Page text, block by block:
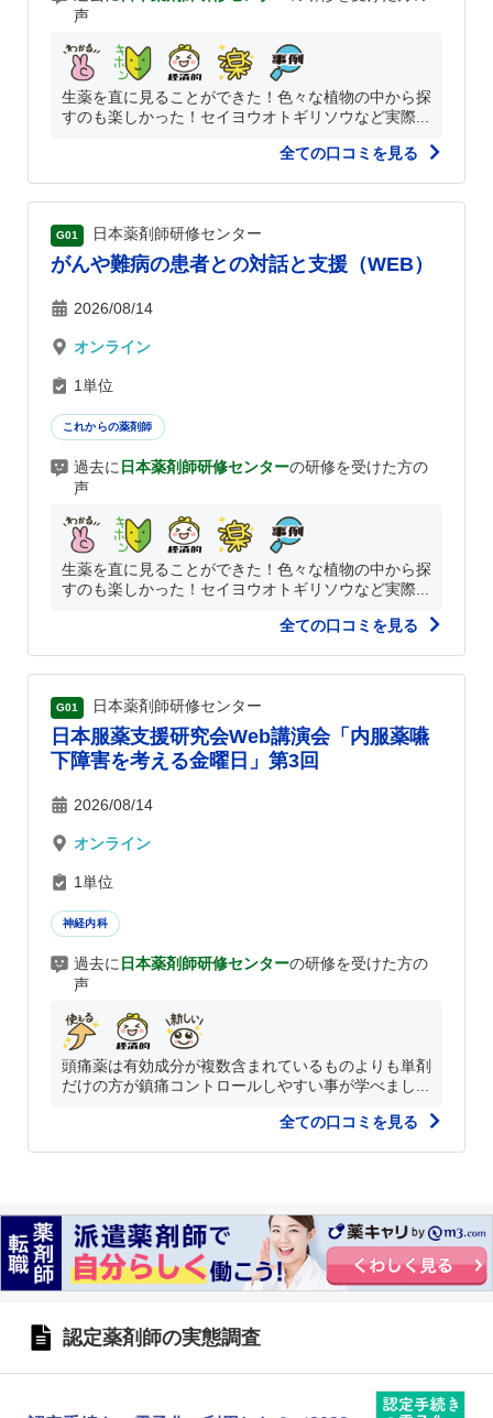
声
生薬を直に見ることができた！色々な植物の中から探
すのも楽しかった！セイヨウオトギリソウなど実際...
全ての口コミを見る
G01 日本薬剤師研修センター
がんや難病の患者との対話と支援（WEB）
2026/08/14
オンライン
1単位
これからの薬剤師
過去に 日本薬剤師研修センターの研修を受けた方の
声
生薬を直に見ることができた！色々な植物の中から探
すのも楽しかった！セイヨウオトギリソウなど実際...
全ての口コミを見る
G01 日本薬剤師研修センター
日本服薬支援研究会Web講演会「内服薬嚥
下障害を考える金曜日」第3回
2026/08/14
オンライン
1単位
神経内科
過去に 日本薬剤師研修センターの研修を受けた方の
声
頭痛薬は有効成分が複数含まれているものよりも単剤
だけの方が鎮痛コントロールしやすい事が学べまし...
全ての口コミを見る
認定薬剤師の実態調査